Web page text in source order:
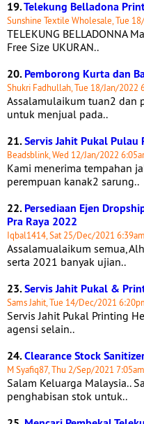
19.Telekung Belladona
Sunshine Textile Wholesale, Tue
TELEKUNG BELLADONNA
Free Size UKURAN..
20.Pemborong Kurta dan
Shukri Fadhullah, Tue 18/Jan/2022
Assalamulaikum tuan2 dan
untuk menjual pada..
21.Servis Jahit Pukal Pulau
Beadsblink, Wed 12/Jan/2022
Kami menerima tempahan
perempuan kanak2 sarung..
22.Persediaan Ejen
Pra Raya 2022
Iqbal1414, Sat 25/Dec/2021 6:39am
Assalamualaikum semua,
serta 2021 banyak ujian..
23.Servis Jahit Pukal &
Sams Jahit, Tue 14/Dec/2021
Servis Jahit Pukal Printing
agensi selain..
24.Clearance Stock
M Syafiq87, Thu 2/Sep/2021 7:05am
Salam Keluarga Malaysia..
penghabisan stok untuk..